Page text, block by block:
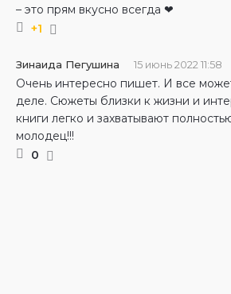
– это прям вкусно всегда ❤
+1
Зинаида Пегушина 15 июнь 2022 11:58
Очень интересно пишет. И все
деле. Сюжеты близки к жизни и
книги легко и захватывают
молодец!!!
0